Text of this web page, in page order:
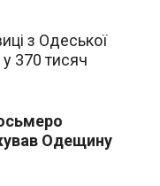
з Одеської
у 370 тисяч
Одещину